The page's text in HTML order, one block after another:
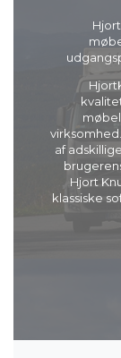
af
Hjort
klassiske